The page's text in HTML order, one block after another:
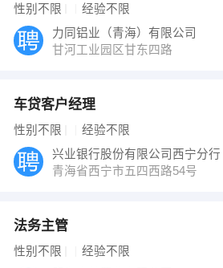
性别不限 经验不限
力同铝业（青海）有限公司
甘河工业园区甘东四路
车贷客户经理
性别不限 经验不限
兴业银行股份有限公司西宁分行
青海省西宁市五四西路54号
法务主管
性别不限 经验不限